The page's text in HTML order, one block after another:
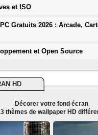
et ISO
Gratuits 2026 : Arcade,
et Open Source
HD
Décorer votre fond écran
thèmes de wallpaper HD